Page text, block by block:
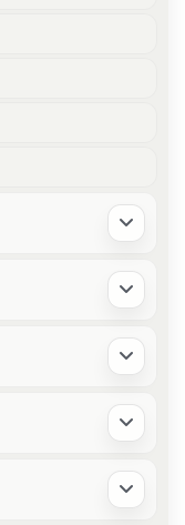
Déplier
Déplier
Déplier
Déplier
Déplier